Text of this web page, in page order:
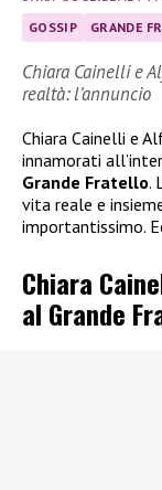
GOSSIP GRANDE
Chiara Cainelli e
realtà: l’annuncio
Chiara Cainelli e
innamorati
Grande Fratello.
vita reale e
importantissimo.
Chiara
al Grande